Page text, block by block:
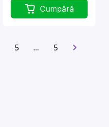
Cumpără
5 ... 5